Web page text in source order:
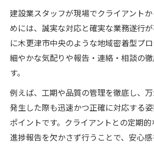
建設業スタッフが現場でクライアント
めには、誠実な対応と確実な業務遂行
に木更津市中央のような地域密着型プロ
細やかな気配りや報告・連絡・相談の
す。
例えば、工期や品質の管理を徹底し、
発生した際も迅速かつ正確に対応する
ポイントです。クライアントとの定期
進捗報告を欠かさず行うことで、安心